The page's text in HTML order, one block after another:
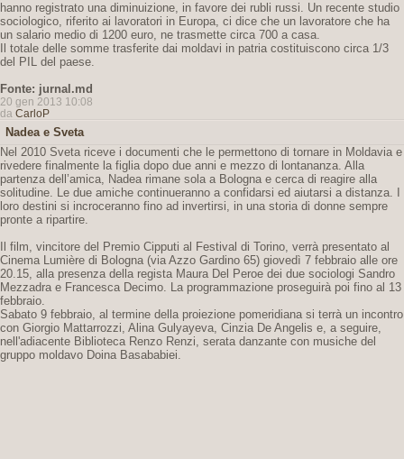
hanno registrato una diminuizione, in favore dei rubli russi. Un recente studio
sociologico, riferito ai lavoratori in Europa, ci dice che un lavoratore che ha
un salario medio di 1200 euro, ne trasmette circa 700 a casa.
Il totale delle somme trasferite dai moldavi in patria costituiscono circa 1/3
del PIL del paese.
Fonte: jurnal.md
20 gen 2013 10:08
da CarloP
Nadea e Sveta
Nel 2010 Sveta riceve i documenti che le permettono di tornare in Moldavia e
rivedere finalmente la figlia dopo due anni e mezzo di lontananza. Alla
partenza dell’amica, Nadea rimane sola a Bologna e cerca di reagire alla
solitudine. Le due amiche continueranno a confidarsi ed aiutarsi a distanza. I
loro destini si incroceranno fino ad invertirsi, in una storia di donne sempre
pronte a ripartire.
Il film, vincitore del Premio Cipputi al Festival di Torino, verrà presentato al
Cinema Lumière di Bologna (via Azzo Gardino 65) giovedì 7 febbraio alle ore
20.15, alla presenza della regista Maura Del Peroe dei due sociologi Sandro
Mezzadra e Francesca Decimo. La programmazione proseguirà poi fino al 13
febbraio.
Sabato 9 febbraio, al termine della proiezione pomeridiana si terrà un incontro
con Giorgio Mattarrozzi, Alina Gulyayeva, Cinzia De Angelis e, a seguire,
nell'adiacente Biblioteca Renzo Renzi, serata danzante con musiche del
gruppo moldavo Doina Basababiei.